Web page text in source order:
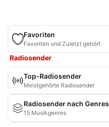
Favoriten
Favoriten und Zuletzt gehört
Radiosender
Top-Radiosender
Meistgehörte Radiosender
Radiosender nach Genres
15 Musikgenres